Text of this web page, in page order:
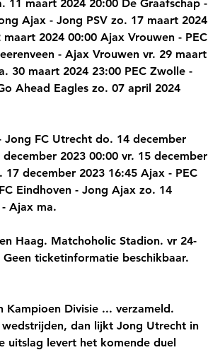
11 maart 2024 20:00 De Graafschap -
Ajax - Jong PSV zo. 17 maart 2024
2024 00:00 Ajax Vrouwen - PEC
- Ajax Vrouwen vr. 29 maart
30 maart 2024 23:00 PEC Zwolle -
Ahead Eagles zo. 07 april 2024
FC Utrecht do. 14 december
2023 00:00 vr. 15 december
december 2023 16:45 Ajax - PEC
Eindhoven - Jong Ajax zo. 14
Ajax ma.
Haag. Matchoholic Stadion. vr 24-
ticketinformatie beschikbaar.
Kampioen Divisie ... verzameld.
dan lijkt Jong Utrecht in
uitslag levert het komende duel